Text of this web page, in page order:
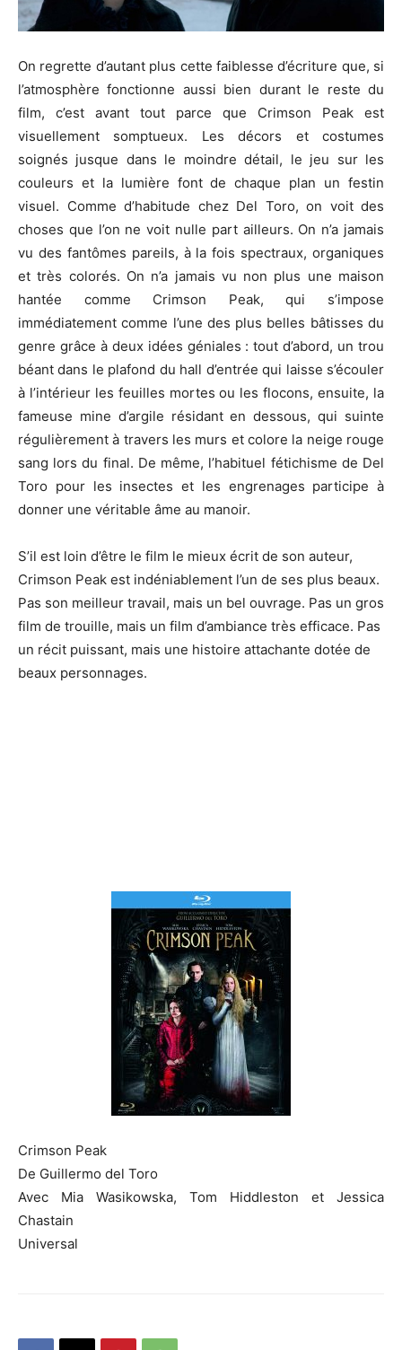
On regrette d’autant plus cette faiblesse d’écriture que, si
l’atmosphère fonctionne aussi bien durant le reste du
film, c’est avant tout parce que Crimson Peak est
visuellement somptueux. Les décors et costumes
soignés jusque dans le moindre détail, le jeu sur les
couleurs et la lumière font de chaque plan un festin
visuel. Comme d’habitude chez Del Toro, on voit des
choses que l’on ne voit nulle part ailleurs. On n’a jamais
vu des fantômes pareils, à la fois spectraux, organiques
et très colorés. On n’a jamais vu non plus une maison
hantée comme Crimson Peak, qui s’impose
immédiatement comme l’une des plus belles bâtisses du
genre grâce à deux idées géniales : tout d’abord, un trou
béant dans le plafond du hall d’entrée qui laisse s’écouler
à l’intérieur les feuilles mortes ou les flocons, ensuite, la
fameuse mine d’argile résidant en dessous, qui suinte
régulièrement à travers les murs et colore la neige rouge
sang lors du final. De même, l’habituel fétichisme de Del
Toro pour les insectes et les engrenages participe à
donner une véritable âme au manoir.
S’il est loin d’être le film le mieux écrit de son auteur,
Crimson Peak est indéniablement l’un de ses plus beaux.
Pas son meilleur travail, mais un bel ouvrage. Pas un gros
film de trouille, mais un film d’ambiance très efficace. Pas
un récit puissant, mais une histoire attachante dotée de
beaux personnages.
Crimson Peak
De Guillermo del Toro
Avec Mia Wasikowska, Tom Hiddleston et Jessica
Chastain
Universal